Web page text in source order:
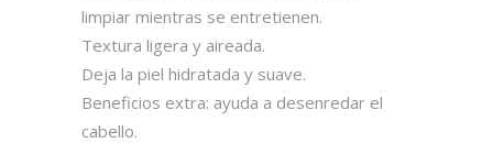
limpiar mientras se entretienen.
Textura ligera y aireada.
Deja la piel hidratada y suave.
Beneficios extra: ayuda a desenredar el
cabello.